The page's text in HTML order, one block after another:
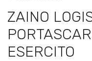
ZAINO
ESERCITO